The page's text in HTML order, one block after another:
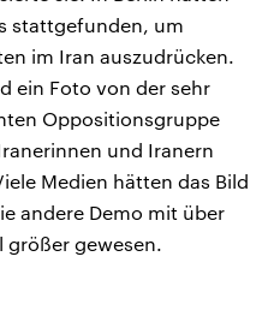
stattgefunden, um
im Iran auszudrücken.
ein Foto von der sehr
Oppositionsgruppe
und Iranern
Medien hätten das Bild
andere Demo mit über
größer gewesen.